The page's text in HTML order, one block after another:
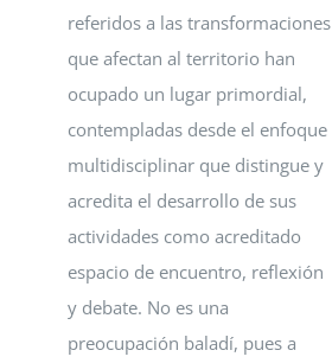
referidos a las transformaciones
que afectan al territorio han
ocupado un lugar primordial,
contempladas desde el enfoque
multidisciplinar que distingue y
acredita el desarrollo de sus
actividades como acreditado
espacio de encuentro, reflexión
y debate. No es una
preocupación baladí, pues a